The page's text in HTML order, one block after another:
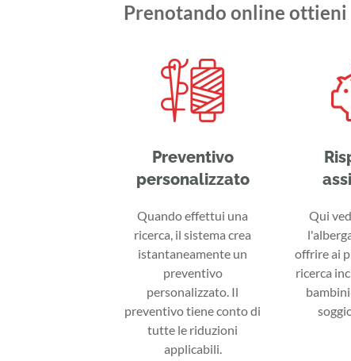
Prenotando online ottieni
Preventivo
personalizzato
Quando effettui una
ricerca, il sistema crea
istantaneamente un
preventivo
personalizzato. Il
preventivo tiene conto di
tutte le riduzioni
applicabili.
Qui
offrire ai
ricerca